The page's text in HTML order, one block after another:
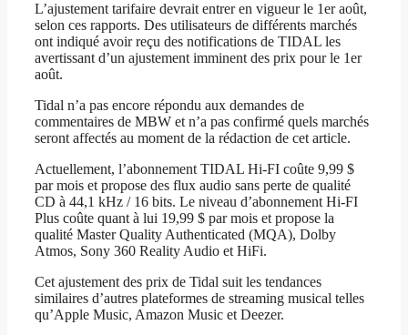
L’ajustement tarifaire devrait entrer en vigueur le 1er août,
selon ces rapports. Des utilisateurs de différents marchés
ont indiqué avoir reçu des notifications de TIDAL les
avertissant d’un ajustement imminent des prix pour le 1er
août.
Tidal n’a pas encore répondu aux demandes de
commentaires de MBW et n’a pas confirmé quels marchés
seront affectés au moment de la rédaction de cet article.
Actuellement, l’abonnement TIDAL Hi-FI coûte 9,99 $
par mois et propose des flux audio sans perte de qualité
CD à 44,1 kHz / 16 bits. Le niveau d’abonnement Hi-FI
Plus coûte quant à lui 19,99 $ par mois et propose la
qualité Master Quality Authenticated (MQA), Dolby
Atmos, Sony 360 Reality Audio et HiFi.
Cet ajustement des prix de Tidal suit les tendances
similaires d’autres plateformes de streaming musical telles
qu’Apple Music, Amazon Music et Deezer.